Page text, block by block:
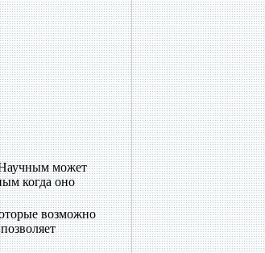
Научным может
когда оно
возможно